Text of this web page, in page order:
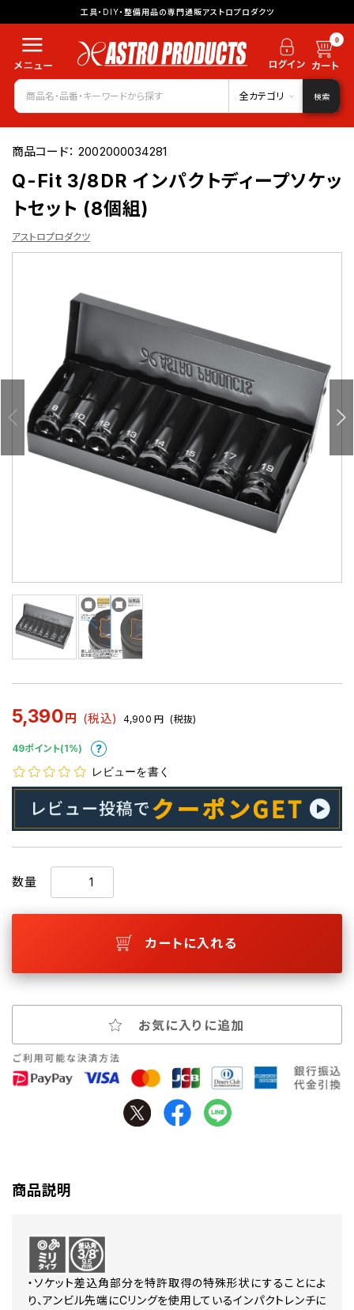
工具・DIY・整備用品の専門通販アストロプロダクツ
0
全カテゴリ 検索
商品コード：2002000034281
Q-Fit 3/8DR インパクトディープソケッ
トセット (8個組)
アストロプロダクツ
5,390 円 (税込) 4,900 円 (税抜)
49ポイント(1%)
レビューを書く
数量
カートに入れる
お気に入りに追加
商品説明
・ソケット差込角部分を特許取得の特殊形状にすることによ
り、アンビル先端にCリングを使用しているインパクトレンチに